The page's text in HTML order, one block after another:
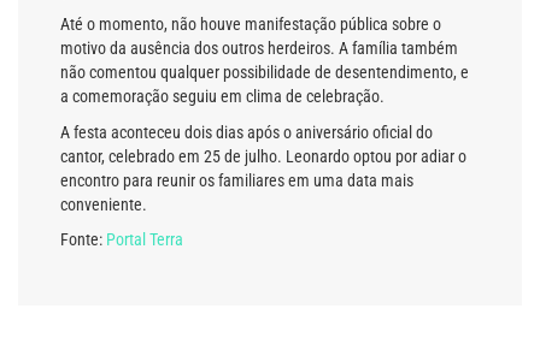
Até o momento, não houve manifestação pública sobre o
motivo da ausência dos outros herdeiros. A família também
não comentou qualquer possibilidade de desentendimento, e
a comemoração seguiu em clima de celebração.
A festa aconteceu dois dias após o aniversário oficial do
cantor, celebrado em 25 de julho. Leonardo optou por adiar o
encontro para reunir os familiares em uma data mais
conveniente.
Fonte: Portal Terra